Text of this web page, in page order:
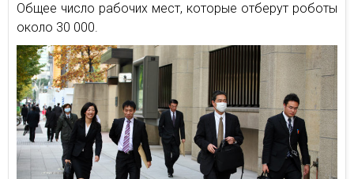
Общее число рабочих мест, которые отберут роботы
около 30 000.